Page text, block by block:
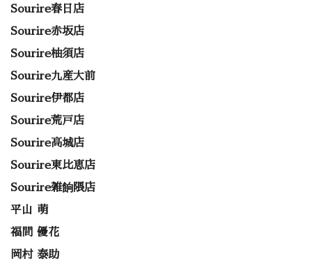
Sourire春日店
Sourire赤坂店
Sourire柚須店
Sourire九産大前
Sourire伊都店
Sourire荒戸店
Sourire高城店
Sourire東比恵店
Sourire雑餉隈店
平山 萌
福間 優花
岡村 泰助